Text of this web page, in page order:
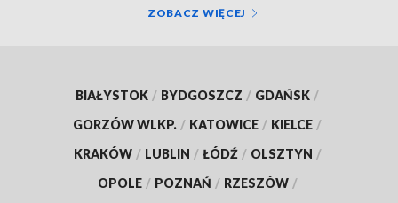
ZOBACZ WIĘCEJ
BIAŁYSTOK / BYDGOSZCZ / GDAŃSK /
GORZÓW WLKP. / KATOWICE / KIELCE /
KRAKÓW / LUBLIN / ŁÓDŹ / OLSZTYN /
OPOLE / POZNAŃ / RZESZÓW /